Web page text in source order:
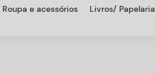
Roupa e acessórios
Livros/ Papelaria